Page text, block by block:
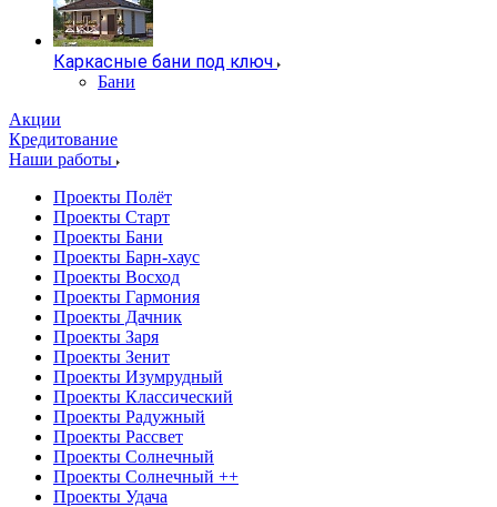
Каркасные бани под ключ
Бани
Акции
Кредитование
Наши работы
Проекты Полёт
Проекты Старт
Проекты Бани
Проекты Барн-хаус
Проекты Восход
Проекты Гармония
Проекты Дачник
Проекты Заря
Проекты Зенит
Проекты Изумрудный
Проекты Классический
Проекты Радужный
Проекты Рассвет
Проекты Солнечный
Проекты Солнечный ++
Проекты Удача